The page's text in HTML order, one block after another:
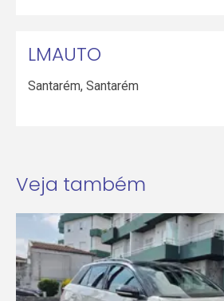
LMAUTO
Santarém,Santarém
Veja também